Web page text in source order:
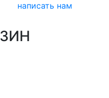
написать нам